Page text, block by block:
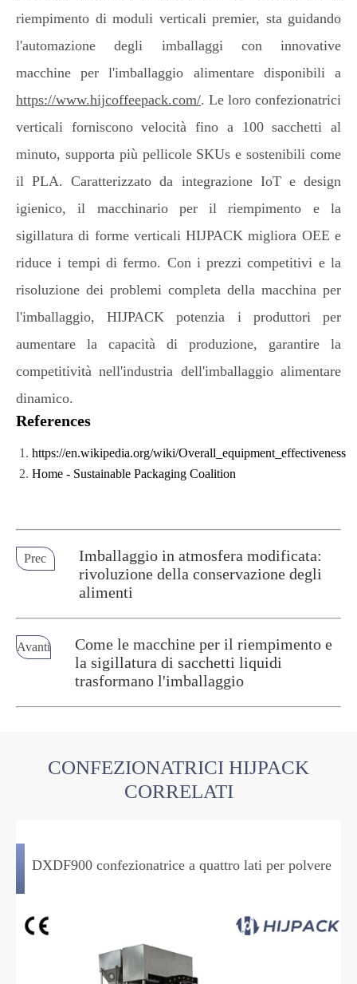
riempimento di moduli verticali premier, sta guidando
l'automazione degli imballaggi con innovative
macchine per l'imballaggio alimentare disponibili a
https://www.hijcoffeepack.com/. Le loro confezionatrici
verticali forniscono velocità fino a 100 sacchetti al
minuto, supporta più pellicole SKUs e sostenibili come
il PLA. Caratterizzato da integrazione IoT e design
igienico, il macchinario per il riempimento e la
sigillatura di forme verticali HIJPACK migliora OEE e
riduce i tempi di fermo. Con i prezzi competitivi e la
risoluzione dei problemi completa della macchina per
l'imballaggio, HIJPACK potenzia i produttori per
aumentare la capacità di produzione, garantire la
competitività nell'industria dell'imballaggio alimentare
dinamico.
References
https://en.wikipedia.org/wiki/Overall_equipment_effectiveness
Home - Sustainable Packaging Coalition
Prec
Imballaggio in atmosfera modificata:
rivoluzione della conservazione degli
alimenti
Avanti
Come le macchine per il riempimento e
la sigillatura di sacchetti liquidi
trasformano l'imballaggio
CONFEZIONATRICI HIJPACK
CORRELATI
DXDF900 confezionatrice a quattro lati per polvere